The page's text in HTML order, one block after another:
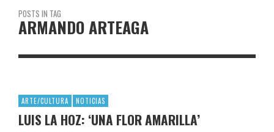
POSTS IN TAG
ARMANDO ARTEAGA
ARTE/CULTURA NOTICIAS
LUIS LA HOZ: ‘UNA FLOR AMARILLA’